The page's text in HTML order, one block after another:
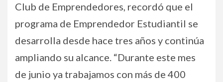
Club de Emprendedores, recordó que el
programa de Emprendedor Estudiantil se
desarrolla desde hace tres años y continúa
ampliando su alcance. “Durante este mes
de junio ya trabajamos con más de 400